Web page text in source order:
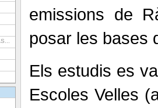
emissions de
posar les bases
Els estudis es
Escoles Velles